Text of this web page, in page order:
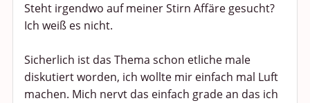
Steht irgendwo auf meiner Stirn Affäre gesucht?
Ich weiß es nicht.
Sicherlich ist das Thema schon etliche male
diskutiert worden, ich wollte mir einfach mal Luft
machen. Mich nervt das einfach grade an das ich